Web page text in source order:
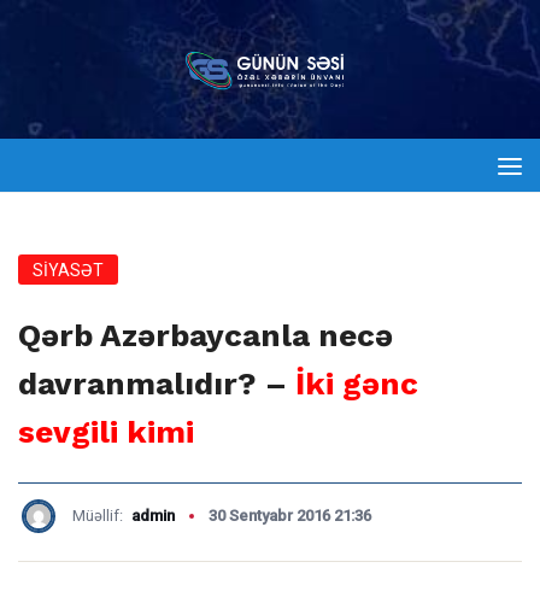
SİYASƏT
Qərb Azərbaycanla necə
davranmalıdır? – İki gənc
sevgili kimi
Müəllif: admin 30 Sentyabr 2016 21:36